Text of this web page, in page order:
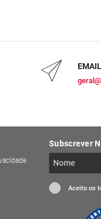
EMAIL
Subscrever
Aceito os